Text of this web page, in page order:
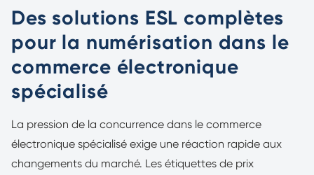
Des solutions ESL complètes
pour la numérisation dans le
commerce électronique
spécialisé
La pression de la concurrence dans le commerce
électronique spécialisé exige une réaction rapide aux
changements du marché. Les étiquettes de prix